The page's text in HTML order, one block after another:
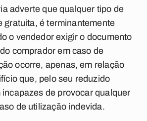
adverte que qualquer tipo de
gratuita, é terminantemente
o vendedor exigir o documento
comprador em caso de
ocorre, apenas, em relação
que, pelo seu reduzido
de provocar qualquer
de utilização indevida.